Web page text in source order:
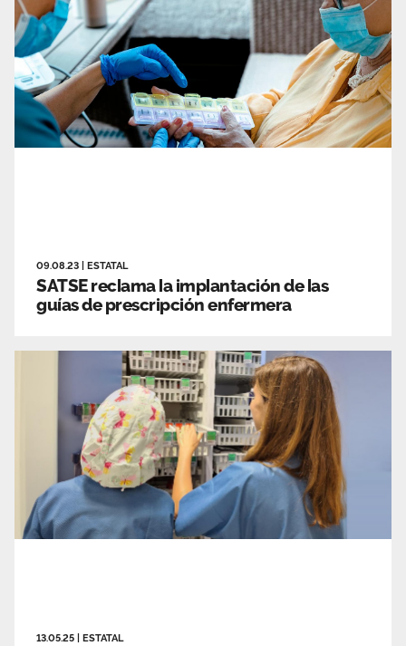
09.08.23 ESTATAL
SATSE reclama la implantación de las
guías de prescripción enfermera
13.05.25 ESTATAL